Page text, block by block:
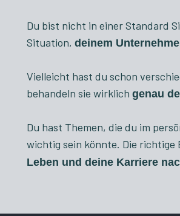
Du bist nicht in einer Standard
Situation,deinem
Vielleicht hast du schon
behandeln sie wirklichgenau
Du hast Themen, die du im
wichtig sein könnte. Die
Leben und deine Karriere